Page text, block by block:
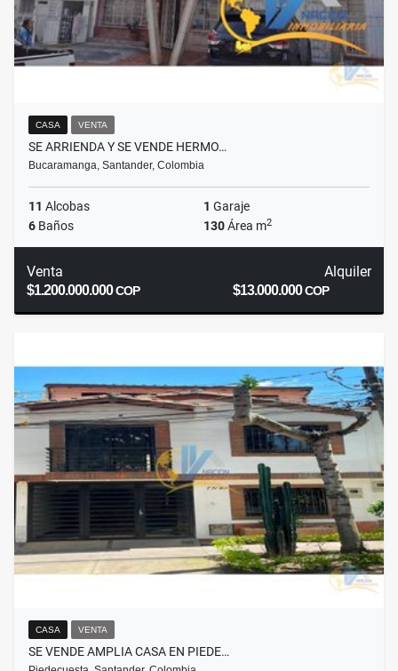
CASA VENTA
SE ARRIENDA Y SE VENDE HERMO…
Bucaramanga, Santander, Colombia
11 Alcobas 1 Garaje
6 Baños 130Área m2
Venta
$1.200.000.000COP
Alquiler
$13.000.000COP
CASA VENTA
SE VENDE AMPLIA CASA EN PIEDE…